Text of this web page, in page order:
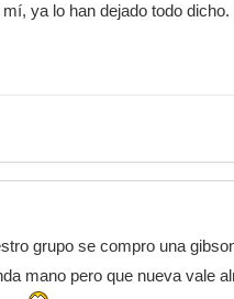
ya lo han dejado todo
grupo se compro una
mano pero que nueva vale